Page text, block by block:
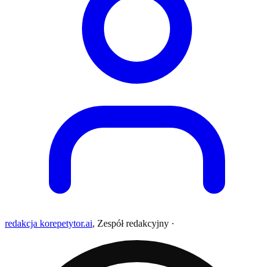
redakcja korepetytor.ai, Zespół redakcyjny ·